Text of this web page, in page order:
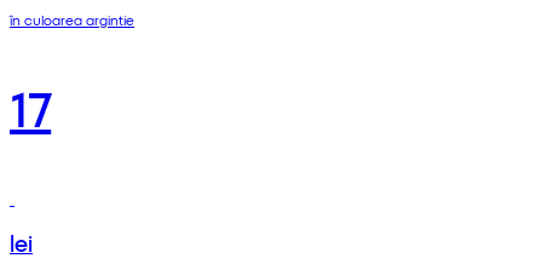
în culoarea argintie
17
lei